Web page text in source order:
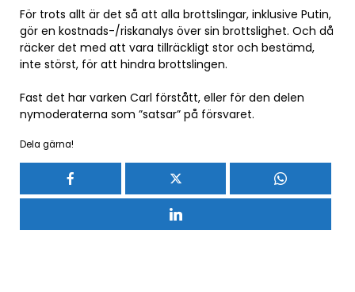
För trots allt är det så att alla brottslingar, inklusive Putin,
gör en kostnads-/riskanalys över sin brottslighet. Och då
räcker det med att vara tillräckligt stor och bestämd,
inte störst, för att hindra brottslingen.
Fast det har varken Carl förstått, eller för den delen
nymoderaterna som ”satsar” på försvaret.
Dela gärna!